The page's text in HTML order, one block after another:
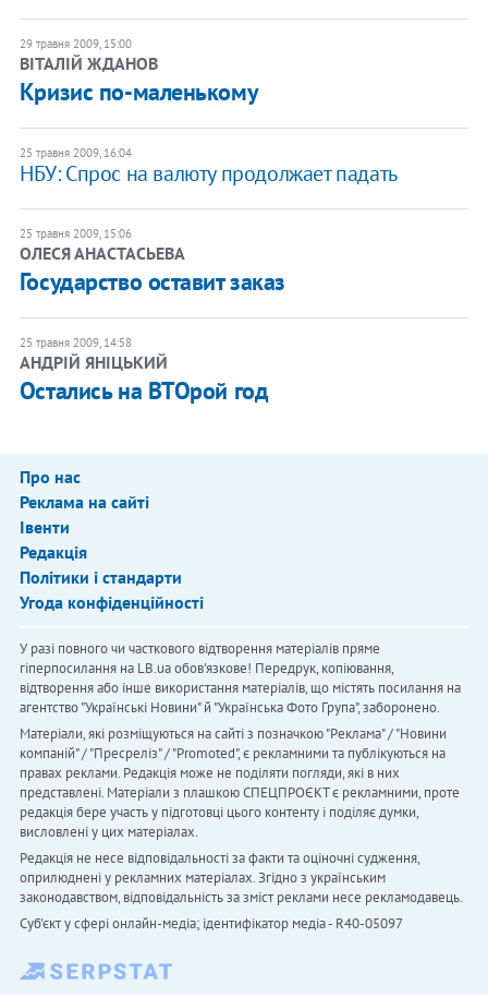
29 травня 2009, 15:00
ВІТАЛІЙ ЖДАНОВ
Кризис по-маленькому
25 травня 2009, 16:04
НБУ: Спрос на валюту продолжает падать
25 травня 2009, 15:06
ОЛЕСЯ АНАСТАСЬЕВА
Государство оставит заказ
25 травня 2009, 14:58
АНДРІЙ ЯНІЦЬКИЙ
Остались на ВТОрой год
Про нас
Реклама на сайті
Івенти
Редакція
Політики і стандарти
Угода конфіденційності
У разі повного чи часткового відтворення матеріалів пряме
гіперпосилання на LB.ua обов'язкове! Передрук, копіювання,
відтворення або інше використання матеріалів, що містять посилання на
агентство "Українськi Новини" й "Українська Фото Група", заборонено.
Матеріали, які розміщуються на сайті з позначкою "Реклама" / "Новини
компаній" / "Пресреліз" / "Promoted", є рекламними та публікуються на
правах реклами. Редакція може не поділяти погляди, які в них
представлені. Матеріали з плашкою СПЕЦПРОЄКТ є рекламними, проте
редакція бере участь у підготовці цього контенту і поділяє думки,
висловлені у цих матеріалах.
Редакція не несе відповідальності за факти та оціночні судження,
оприлюднені у рекламних матеріалах. Згідно з українським
законодавством, відповідальність за зміст реклами несе рекламодавець.
Cуб'єкт у сфері онлайн-медіа; ідентифікатор медіа - R40-05097